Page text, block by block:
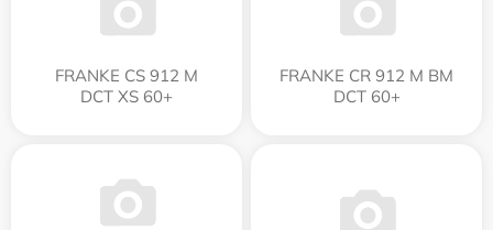
FRANKE CS 912 M
DCT XS 60+
FRANKE CR 912 M BM
DCT 60+